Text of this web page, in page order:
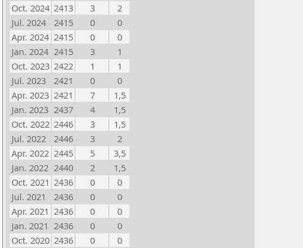
Oct. 2024 2413 3
2
Jul. 2024
2415 0
0
Apr. 2024 2415 0
0
Jan. 2024 2415 3
1
Oct. 2023 2422 1
1
Jul. 2023
2421 0
0
Apr. 2023 2421 7
1,5
Jan. 2023 2437 4
1,5
Oct. 2022 2446 3
1,5
Jul. 2022
2446 3
2
Apr. 2022 2445 5
3,5
Jan. 2022 2440 2
1,5
Oct. 2021 2436 0
0
Jul. 2021
2436 0
0
Apr. 2021 2436 0
0
Jan. 2021 2436 0
0
Oct. 2020 2436 0
0